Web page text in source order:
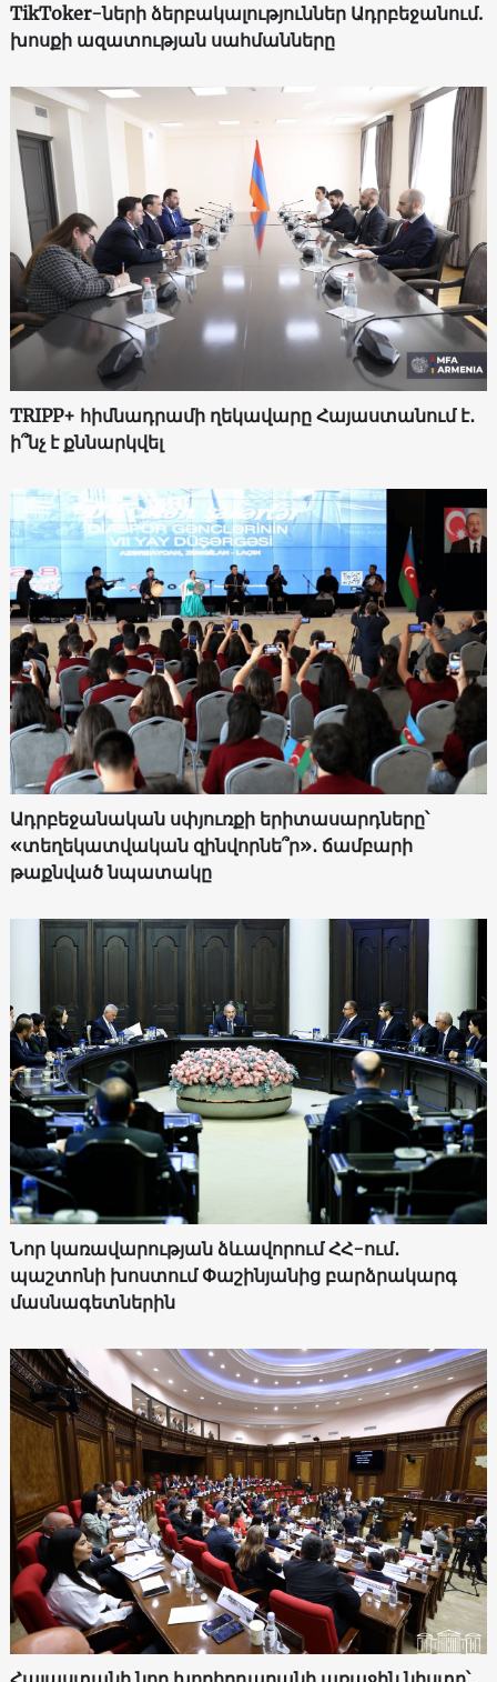
TikToker-ների ձերբակալություններ Ադրբեջանում.
խոսքի ազատության սահմանները
TRIPP+ հիմնադրամի ղեկավարը Հայաստանում է․
ի՞նչ է քննարկվել
Ադրբեջանական սփյուռքի երիտասարդները՝
«տեղեկատվական զինվորնե՞ր»․ ճամբարի
թաքնված նպատակը
Նոր կառավարության ձևավորում ՀՀ-ում․
պաշտոնի խոստում Փաշինյանից բարձրակարգ
մասնագետներին